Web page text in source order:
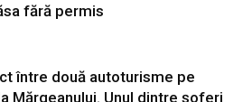
fără permis
între două autoturisme pe
Mărgeanului. Unul dintre șoferi